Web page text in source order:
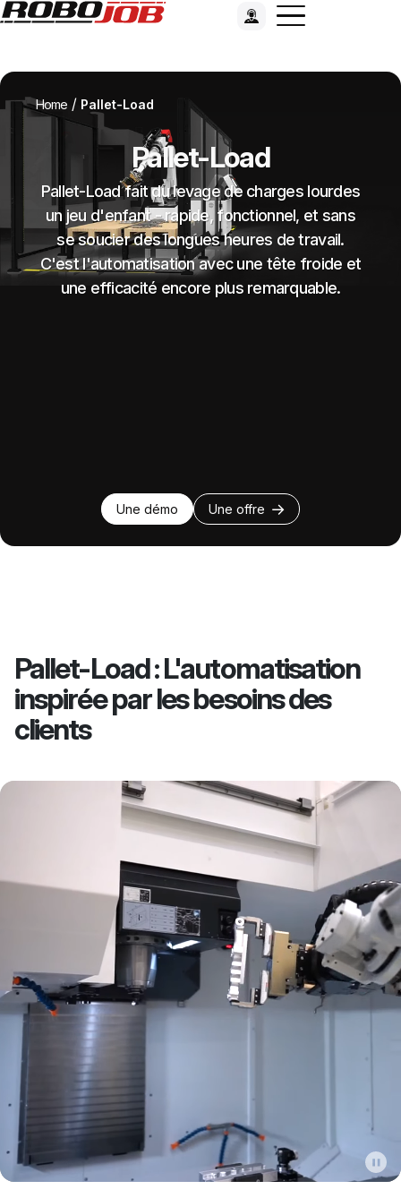
Pallet-Load
Pallet-Load fait du levage de charges lourdes
un jeu d'enfant - rapide, fonctionnel, et sans
se soucier des longues heures de travail.
C'est l'automatisation avec une tête froide et
une efficacité encore plus remarquable.
Une démo Une offre
Home / Pallet-Load
Pallet-Load : L'automatisation
inspirée par les besoins des
clients